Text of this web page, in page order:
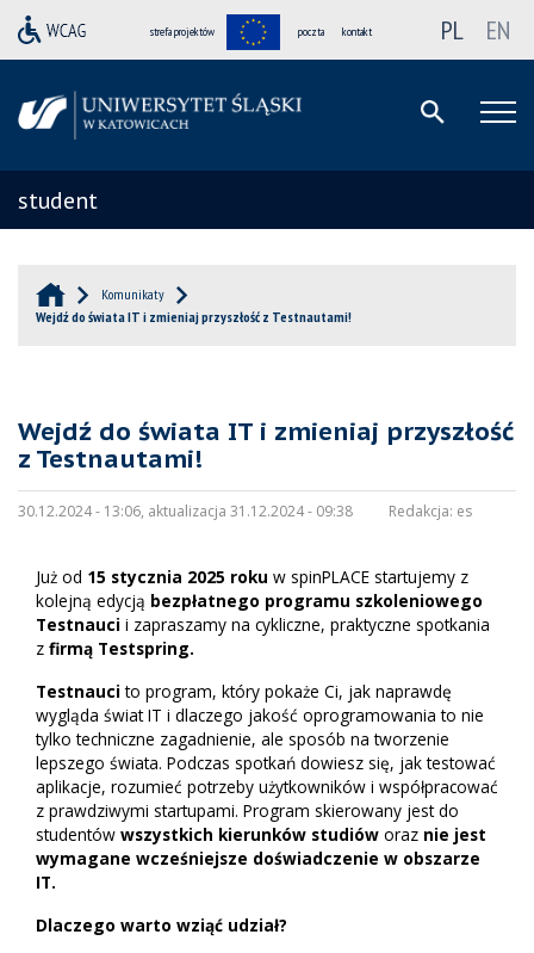
strefa projektów poczta kontakt PL EN
student
Komunikaty
Wejdź do świata IT i zmieniaj przyszłość z Testnautami!
Wejdź do świata IT i zmieniaj przyszłość
z Testnautami!
30.12.2024 - 13:06, aktualizacja 31.12.2024 - 09:38 Redakcja: es
Już od 15 stycznia 2025 roku w spinPLACE startujemy z
kolejną edycją bezpłatnego programu szkoleniowego
Testnauci i zapraszamy na cykliczne, praktyczne spotkania
z firmą Testspring.
Testnaucito program, który pokaże Ci, jak naprawdę
wygląda świat IT i dlaczego jakość oprogramowania to nie
tylko techniczne zagadnienie, ale sposób na tworzenie
lepszego świata. Podczas spotkań dowiesz się, jak testować
aplikacje, rozumieć potrzeby użytkowników i współpracować
z prawdziwymi startupami. Program skierowany jest do
studentów wszystkich kierunków studiów oraz nie jest
wymagane wcześniejsze doświadczenie w obszarze
IT.
Dlaczego warto wziąć udział?